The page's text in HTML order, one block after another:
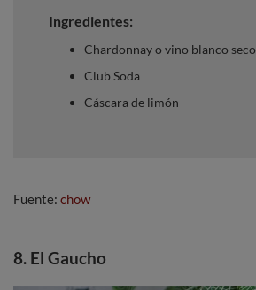
Ingredientes:
Chardonnay o vino blanco seco
Club Soda
Cáscara de limón
Fuente: chow
8. El Gaucho